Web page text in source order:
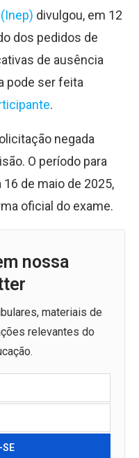
divulgou, em 12
dos pedidos de
de ausência
pode ser feita
.
negada
O período para
de maio de 2025,
oficial do exame.
nossa
materiais de
relevantes do
SE